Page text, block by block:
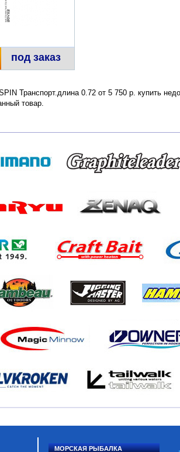
под заказ
Транспорт.длина 0.72 от 5 750 р. купить
товар.
МОРСКАЯ РЫБАЛКА